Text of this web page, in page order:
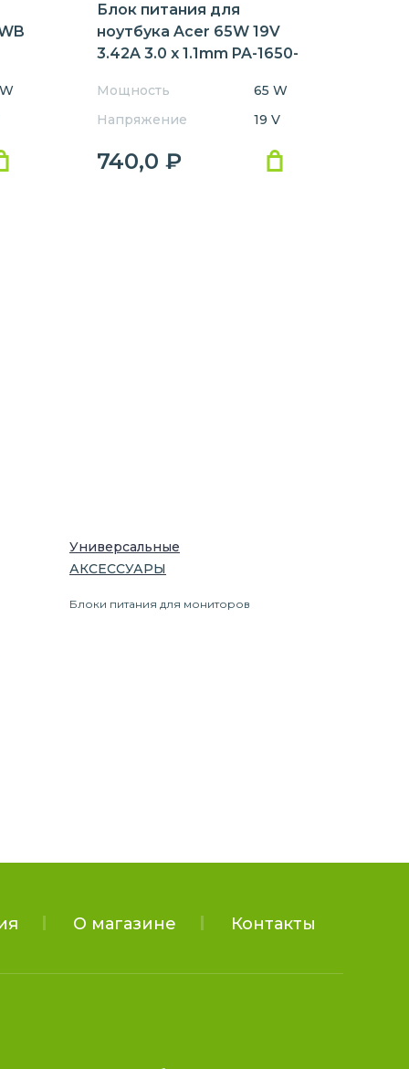
Блок питания для
ноутбука Acer 65W 19V
3.42A 3.0 x 1.1mm PA-1650-
Мощность
65 W
Напряжение
19 V
740,0 ₽
Универсальные
АКСЕССУАРЫ
Блоки питания для мониторов
О магазине Контакты